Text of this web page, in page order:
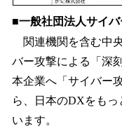
■一般社団法人サイ
関連機関を含む中
バー攻撃による「深
本企業へ「サイバー
ら、日本のDXをも
います。